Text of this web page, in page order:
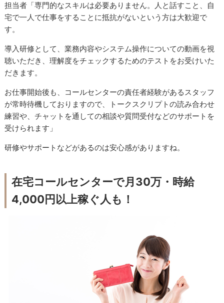
担当者「専門的なスキルは必要ありません。人と話すこと、自
宅で一人で仕事をすることに抵抗がないという方は大歓迎で
す。
導入研修として、業務内容やシステム操作についての動画を視
聴いただき、理解度をチェックするためのテストをお受けいた
だきます。
お仕事開始後も、コールセンターの責任者経験があるスタッフ
が常時待機しておりますので、トークスクリプトの読み合わせ
練習や、チャットを通しての相談や質問受付などのサポートを
受けられます」
研修やサポートなどがあるのは安心感がありますね。
在宅コールセンターで月30万・時給
4,000円以上稼ぐ人も！